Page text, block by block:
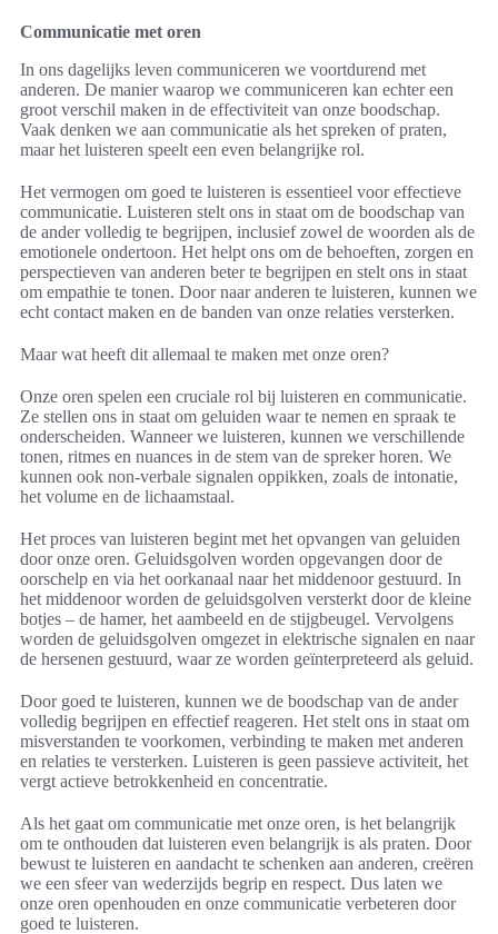
Communicatie met oren
In ons dagelijks leven communiceren we voortdurend met
anderen. De manier waarop we communiceren kan echter een
groot verschil maken in de effectiviteit van onze boodschap.
Vaak denken we aan communicatie als het spreken of praten,
maar het luisteren speelt een even belangrijke rol.
Het vermogen om goed te luisteren is essentieel voor effectieve
communicatie. Luisteren stelt ons in staat om de boodschap van
de ander volledig te begrijpen, inclusief zowel de woorden als de
emotionele ondertoon. Het helpt ons om de behoeften, zorgen en
perspectieven van anderen beter te begrijpen en stelt ons in staat
om empathie te tonen. Door naar anderen te luisteren, kunnen we
echt contact maken en de banden van onze relaties versterken.
Maar wat heeft dit allemaal te maken met onze oren?
Onze oren spelen een cruciale rol bij luisteren en communicatie.
Ze stellen ons in staat om geluiden waar te nemen en spraak te
onderscheiden. Wanneer we luisteren, kunnen we verschillende
tonen, ritmes en nuances in de stem van de spreker horen. We
kunnen ook non-verbale signalen oppikken, zoals de intonatie,
het volume en de lichaamstaal.
Het proces van luisteren begint met het opvangen van geluiden
door onze oren. Geluidsgolven worden opgevangen door de
oorschelp en via het oorkanaal naar het middenoor gestuurd. In
het middenoor worden de geluidsgolven versterkt door de kleine
botjes – de hamer, het aambeeld en de stijgbeugel. Vervolgens
worden de geluidsgolven omgezet in elektrische signalen en naar
de hersenen gestuurd, waar ze worden geïnterpreteerd als geluid.
Door goed te luisteren, kunnen we de boodschap van de ander
volledig begrijpen en effectief reageren. Het stelt ons in staat om
misverstanden te voorkomen, verbinding te maken met anderen
en relaties te versterken. Luisteren is geen passieve activiteit, het
vergt actieve betrokkenheid en concentratie.
Als het gaat om communicatie met onze oren, is het belangrijk
om te onthouden dat luisteren even belangrijk is als praten. Door
bewust te luisteren en aandacht te schenken aan anderen, creëren
we een sfeer van wederzijds begrip en respect. Dus laten we
onze oren openhouden en onze communicatie verbeteren door
goed te luisteren.